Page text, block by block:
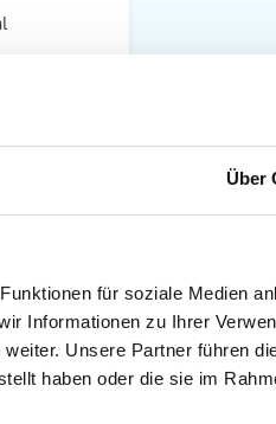
Über
für soziale Medien
Informationen zu Ihrer
Unsere Partner führen
haben oder die sie im